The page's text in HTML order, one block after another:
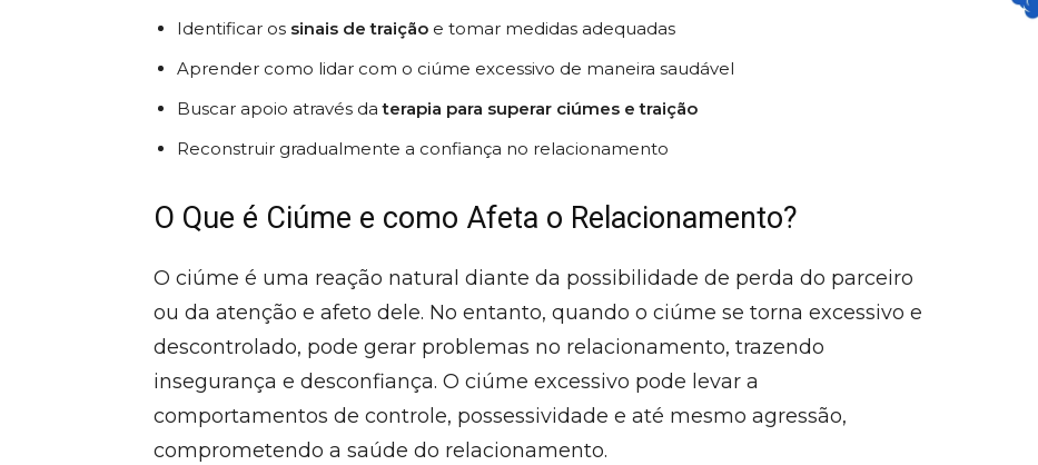
Identificar os sinais de traição e tomar medidas adequadas
Aprender como lidar com o ciúme excessivo de maneira saudável
Buscar apoio através daterapia para superar ciúmes e traição
Reconstruir gradualmente a confiança no relacionamento
O Que é Ciúme e como Afeta o Relacionamento?
O ciúme é uma reação natural diante da possibilidade de perda do parceiro
ou da atenção e afeto dele. No entanto, quando o ciúme se torna excessivo e
descontrolado, pode gerar problemas no relacionamento, trazendo
insegurança e desconfiança. O ciúme excessivo pode levar a
comportamentos de controle, possessividade e até mesmo agressão,
comprometendo a saúde do relacionamento.